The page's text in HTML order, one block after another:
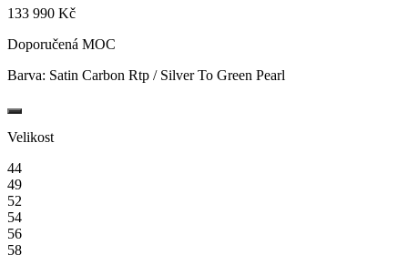
133 990 Kč
Doporučená MOC
Barva: Satin Carbon Rtp / Silver To Green Pearl
Velikost
44
49
52
54
56
58